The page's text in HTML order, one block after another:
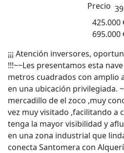
Precio
425.000
695.000
¡¡¡ Atención inversores,
!!!~~Les presentamos esta
metros cuadrados con amplio
en una ubicación privilegiada.
mercadillo de el zoco ,muy
vez muy visitado ,facilitando a
tenga la mayor visibilidad y
en una zona industrial que
conecta Santomera con